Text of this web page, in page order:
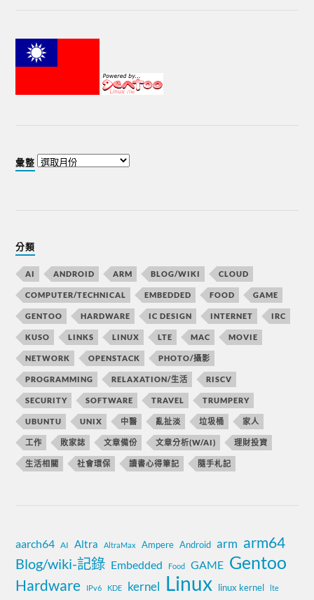
彙整
分類
AI ANDROID ARM BLOG/WIKI CLOUD
COMPUTER/TECHNICAL EMBEDDED FOOD GAME
GENTOO HARDWARE IC DESIGN INTERNET IRC
KUSO LINKS LINUX LTE MAC MOVIE
NETWORK OPENSTACK PHOTO/攝影
PROGRAMMING RELAXATION/生活 RISCV
SECURITY SOFTWARE TRAVEL TRUMPERY
UBUNTU UNIX 中醫 亂扯淡 垃圾桶 家人
工作 敗家誌 文章備份 文章分析(W/AI) 理財投資
生活相關 社會環保 讀書心得筆記 隨手札記
aarch64 AI Altra AltraMax Ampere Android arm arm64
Blog/wiki-記錄 Embedded Food GAME Gentoo
Hardware IPv6 KDE kernel Linux linux kernel lte